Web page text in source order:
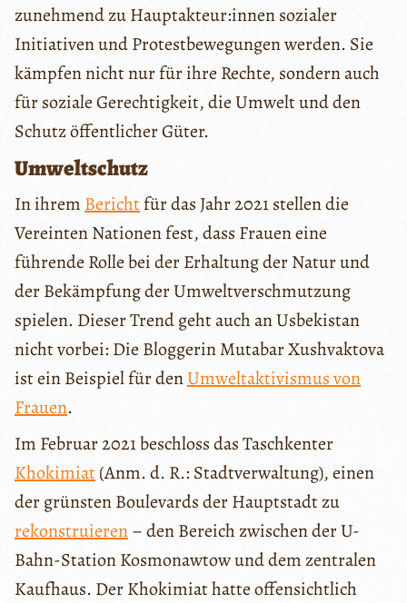
zunehmend zu Hauptakteur:innen sozialer
Initiativen und Protestbewegungen werden. Sie
kämpfen nicht nur für ihre Rechte, sondern auch
für soziale Gerechtigkeit, die Umwelt und den
Schutz öffentlicher Güter.
Umweltschutz
In ihrem Berichtfür das Jahr 2021 stellen die
Vereinten Nationen fest, dass Frauen eine
führende Rolle bei der Erhaltung der Natur und
der Bekämpfung der Umweltverschmutzung
spielen. Dieser Trend geht auch an Usbekistan
nicht vorbei: Die Bloggerin Mutabar Xushvaktova
ist ein Beispiel für denUmweltaktivismus von
Frauen.
Im Februar 2021 beschloss das Taschkenter
Khokimiat(Anm. d. R.: Stadtverwaltung), einen
der grünsten Boulevards der Hauptstadt zu
rekonstruieren– den Bereich zwischen der U-
Bahn-Station Kosmonawtow und dem zentralen
Kaufhaus. Der Khokimiat hatte offensichtlich